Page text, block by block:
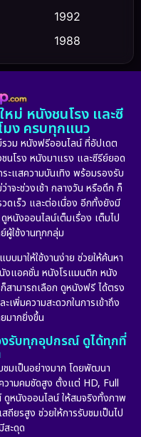
(23)
(5)
(56)
(10)
(24)
(898)
(17)
(101)
(17)
(10)
1992
1988
1983
1962
ม่ หนังชนโรง และซี
ง ครบทุกแนว
วม หนังฟรีออนไลน์ ที่อัปเดต
นโรง หนังมาแรง และซีรีย์ยอด
ะแสความบันเทิง พร้อมรองรับ
จะช่วงเช้า กลางวัน หรือดึก ก็
ดเร็ว และต่อเนื่อง อีกทั้งยังมี
นังออนไลน์เต็มเรื่อง เต็มไป
ผู้ใช้งานทุกกลุ่ม
มาให้ใช้งานง่าย ช่วยให้ค้นหา
นังแอคชั่น หนังโรแมนติก หนัง
ามารถเลือก ดูหนังฟรี ได้ตรง
เพิ่มความสะดวกในการเข้าถึง
มากยิ่งขึ้น
รับทุกอุปกรณ์ ดูได้ทุกที่
มเป็นอย่างมาก โดยพัฒนา
วามคมชัดสูง ตั้งแต่ HD, Full
หนังออนไลน์ ให้สมจริงทั้งภาพ
ยรสูง ช่วยให้การรับชมเป็นไป
สะดุด